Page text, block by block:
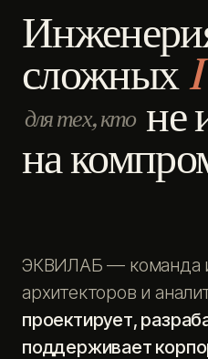
сложных
для тех, кто не
на
ЭКВИЛАБ — команда
архитекторов и
проектирует,
поддерживает